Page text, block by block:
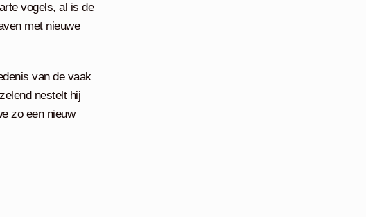
vogels, al is de
met nieuwe
van de vaak
nestelt hij
zo een nieuw